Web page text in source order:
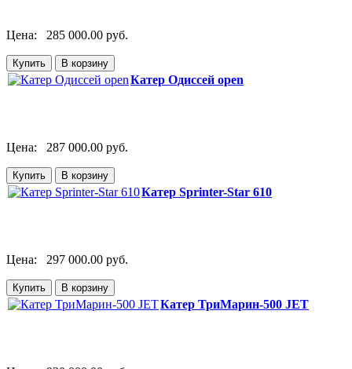
Цена: 285 000.00 руб.
Катер Одиссей open
Цена: 287 000.00 руб.
Катер Sprinter-Star 610
Цена: 297 000.00 руб.
Катер ТриМарин-500 JET